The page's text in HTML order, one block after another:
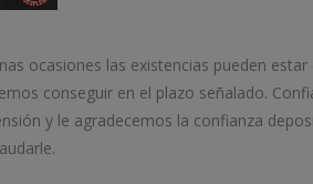
ocasiones las existencias pueden
conseguir en el plazo señalado.
y le agradecemos la confianza